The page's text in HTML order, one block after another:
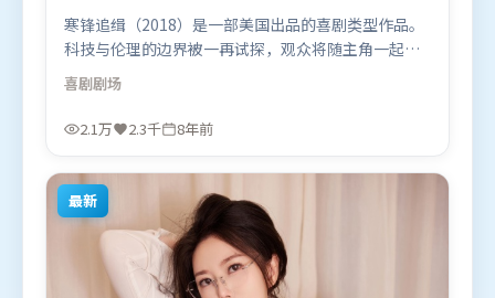
寒锋追缉（2018）是一部美国出品的喜剧类型作品。
科技与伦理的边界被一再试探，观众将随主角一起经
历道德震荡。高潮段落信息密度高，情绪释放与主题
回扣同时完成。由雷德利·斯科特执导，王景春、刘
亦菲、张译，李政宰等联袂出演。影片于2018年7月
材的观众观看。
喜剧剧场
2.1万 2.3千 8年前
最新